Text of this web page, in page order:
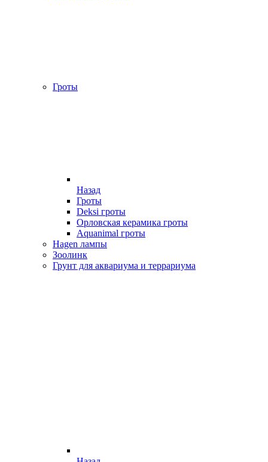
Гроты
Назад
Гроты
Deksi гроты
Орловская керамика гроты
Aquanimal гроты
Hagen лампы
Зоолинк
Грунт для аквариума и террариума